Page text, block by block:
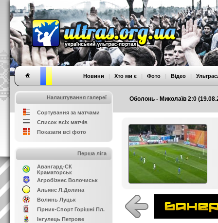
Оболонь - Миколаїв 2:0
Новини | Хто ми є | Фото | Відео |
Налаштування галереї
Сортування за матчами
Список всіх матчів
Показати всі фото
Перша ліга
Авангард-СК
Краматорськ
Агробізнес Волочиськ
Альянс Л.Долина
Волинь Луцьк
Гірник-Спорт Горішні Пл.
Інгулець Петрове